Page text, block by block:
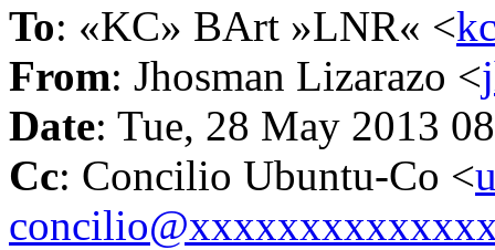
To: «KC» BArt »LNR« <
From: Jhosman Lizarazo <
Date: Tue, 28 May 2013
Cc: Concilio Ubuntu-Co <